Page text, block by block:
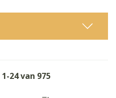
1-24van 975